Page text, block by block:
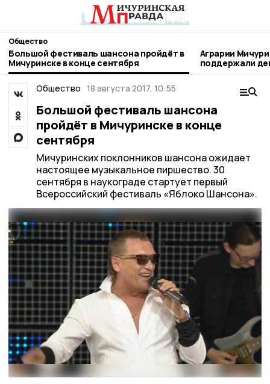
Общество
Большой фестиваль шансона пройдёт в
Мичуринске в конце сентября
Аграрии
поддержали день
труда
Общество 18 августа 2017, 10:55
Большой фестиваль шансона
пройдёт в Мичуринске в конце
сентября
Мичуринских поклонников шансона ожидает
настоящее музыкальное пиршество. 30
сентября в наукограде стартует первый
Всероссийский фестиваль «Яблоко Шансона».